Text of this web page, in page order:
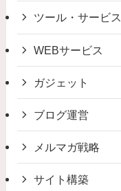
ツール・サービス
WEBサービス
ガジェット
ブログ運営
メルマガ戦略
サイト構築